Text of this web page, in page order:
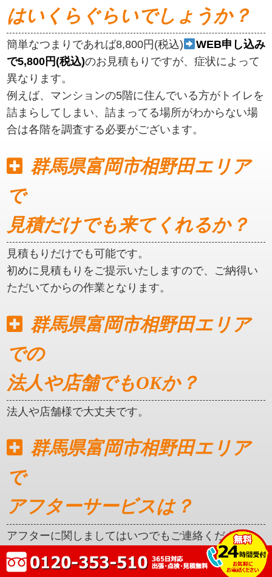
はいくらぐらいでしょうか？
簡単なつまりであれば8,800円(税込)
WEB申し込み
で5,800円(税込)のお見積もりですが、症状によって
異なります。
例えば、マンションの5階に住んでいる方がトイレを
詰まらしてしまい、詰まってる場所がわからない場
合は各階を調査する必要がございます。
群馬県富岡市相野田エリア
で
見積だけでも来てくれるか？
見積もりだけでも可能です。
初めに見積もりをご提示いたしますので、ご納得い
ただいてからの作業となります。
群馬県富岡市相野田エリア
での
法人や店舗でもOKか？
法人や店舗様で大丈夫です。
群馬県富岡市相野田エリア
で
アフターサービスは？
アフターに関しましてはいつでもご連絡ください。
クレカ対応はしているか？